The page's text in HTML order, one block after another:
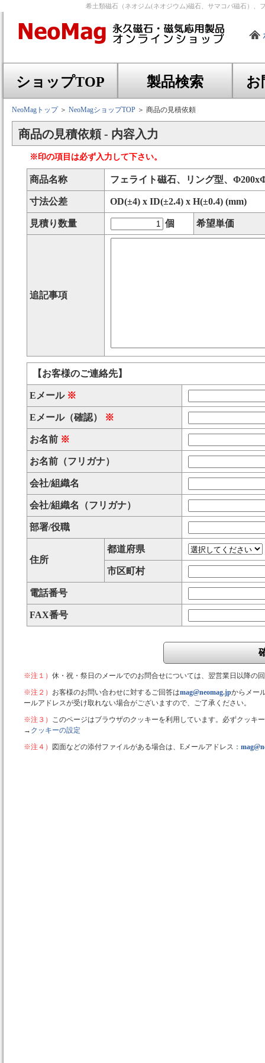
希土類磁石（ネオジム(ネオジウム)磁石、サマコバ磁石）、
ショップTOP 製品検索 お
NeoMagトップ＞ NeoMagショップTOP ＞ 商品の見積依頼
商品の見積依頼 - 内容入力
※印の項目は必ず入力して下さい。
商品名称 フェライト磁石、リング型、
寸法公差 OD(±4) x ID(±2.4) x H(±0.4) (mm)
見積り数量 個 希望単価
追記事項
【お客様のご連絡先】
Eメール ※
Eメール（確認） ※
お名前 ※
お名前（フリガナ）
会社/組織名
会社/組織名（フリガナ）
部署/役職
住所
都道府県
市区町村
電話番号
FAX番号
※注１） 休・祝・祭日のメールでのお問合せについては、翌営業日以降の
※注２） お客様のお問い合わせに対するご回答はmag@neomag.jpからメー
ールアドレスが受け取れない場合がございますので、ご了承ください。
※注３） このページはブラウザのクッキーを利用しています。必ずクッキ
→ クッキーの設定
※注４）
図面などの添付ファイルがある場合は、Eメールアドレス：